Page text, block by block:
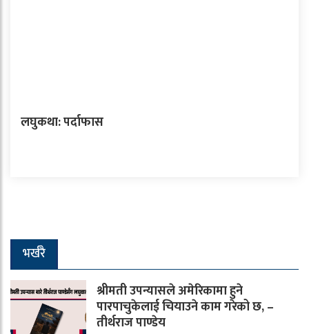
लघुकथा: पर्दाफास
भर्खरै
श्रीमती उपन्यासले अमेरिकामा हुने
पारपाचुकेलाई चियाउने काम गरेको छ, –
तीर्थराज पाण्डेय